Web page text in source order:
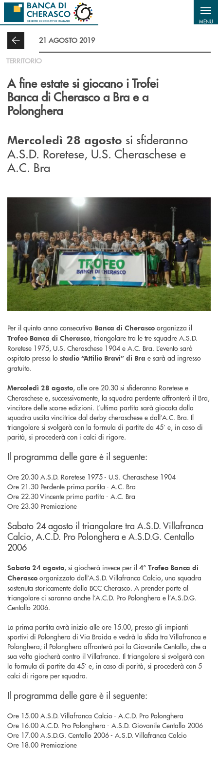
Salta al contenuto principale
MENU
21 AGOSTO 2019
TERRITORIO
A fine estate si giocano i Trofei
Banca di Cherasco a Bra e a
Polonghera
Mercoledì 28 agosto si sfideranno
A.S.D. Roretese, U.S. Cheraschese e
A.C. Bra
Per il quinto anno consecutivo Banca di Cherasco organizza il
Trofeo Banca di Cherasco, triangolare tra le tre squadre A.S.D.
Roretese 1975, U.S. Cheraschese 1904 e A.C. Bra. L’evento sarà
ospitato presso lo stadio “Attilio Bravi” di Bra e sarà ad ingresso
gratuito.
Mercoledì 28 agosto, alle ore 20.30 si sfideranno Roretese e
Cheraschese e, successivamente, la squadra perdente affronterà il Bra,
vincitore delle scorse edizioni. L’ultima partita sarà giocata dalla
squadra uscita vincitrice dal derby cheraschese e dall’A.C. Bra. Il
triangolare si svolgerà con la formula di partite da 45’ e, in caso di
parità, si procederà con i calci di rigore.
Il programma delle gare è il seguente:
Ore 20.30 A.S.D. Roretese 1975 - U.S. Cheraschese 1904
Ore 21.30 Perdente prima partita - A.C. Bra
Ore 22.30 Vincente prima partita - A.C. Bra
Ore 23.30 Premiazione
Sabato 24 agosto il triangolare tra A.S.D. Villafranca
Calcio, A.C.D. Pro Polonghera e A.S.D.G. Centallo
2006
Sabato 24 agosto, si giocherà invece per il 4° Trofeo Banca di
Cherasco organizzato dall’A.S.D. Villafranca Calcio, una squadra
sostenuta storicamente dalla BCC Cherasco. A prender parte al
triangolare ci saranno anche l’A.C.D. Pro Polonghera e l’A.S.D.G.
Centallo 2006.
La prima partita avrà inizio alle ore 15.00, presso gli impianti
sportivi di Polonghera di Via Braida e vedrà la sfida tra Villafranca e
Polonghera; il Polonghera affronterà poi la Giovanile Centallo, che a
sua volta giocherà contro il Villafranca. Il triangolare si svolgerà con
la formula di partite da 45’ e, in caso di parità, si procederà con 5
calci di rigore per squadra.
Il programma delle gare è il seguente:
Ore 15.00 A.S.D. Villafranca Calcio - A.C.D. Pro Polonghera
Ore 16.00 A.C.D. Pro Polonghera - A.S.D. Giovanile Centallo 2006
Ore 17.00 A.S.D.G. Centallo 2006 - A.S.D. Villafranca Calcio
Ore 18.00 Premiazione